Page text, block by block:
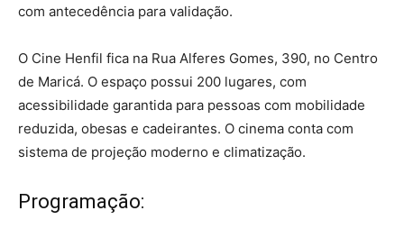
com antecedência para validação.
O Cine Henfil fica na Rua Alferes Gomes, 390, no Centro
de Maricá. O espaço possui 200 lugares, com
acessibilidade garantida para pessoas com mobilidade
reduzida, obesas e cadeirantes. O cinema conta com
sistema de projeção moderno e climatização.
Programação: